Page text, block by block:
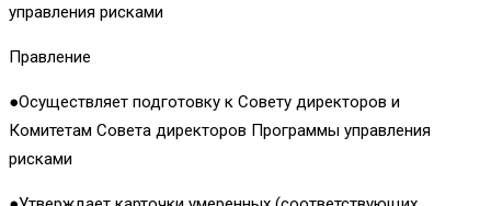
управления рисками
Правление
●Осуществляет подготовку к Совету директоров и
Комитетам Совета директоров Программы управления
рисками